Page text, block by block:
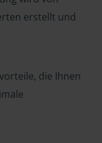
erstellt und
die Ihnen